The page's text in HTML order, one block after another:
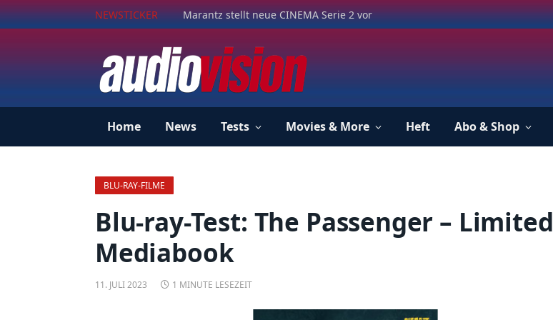
NEWSTICKER Marantz stellt neue CINEMA Serie 2 vor
Home News Tests Movies & More Heft Abo & Shop
BLU-RAY-FILME
Blu-ray-Test: The Passenger – Limited
Mediabook
11. JULI 2023 1 MINUTE LESEZEIT